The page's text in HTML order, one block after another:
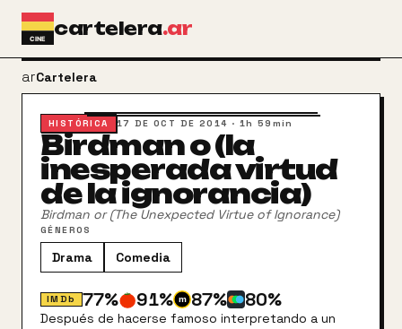
Ir al contenido principal
cartelera.ar
arrow_back
Cartelera
HISTÓRICA 17 DE OCT DE 2014 · 1h 59min
Birdman o (la
inesperada virtud
de la ignorancia)
Birdman or (The Unexpected Virtue of Ignorance)
GÉNEROS
Drama Comedia
IMDb 77% 91% 87% 80%
Después de hacerse famoso interpretando a un